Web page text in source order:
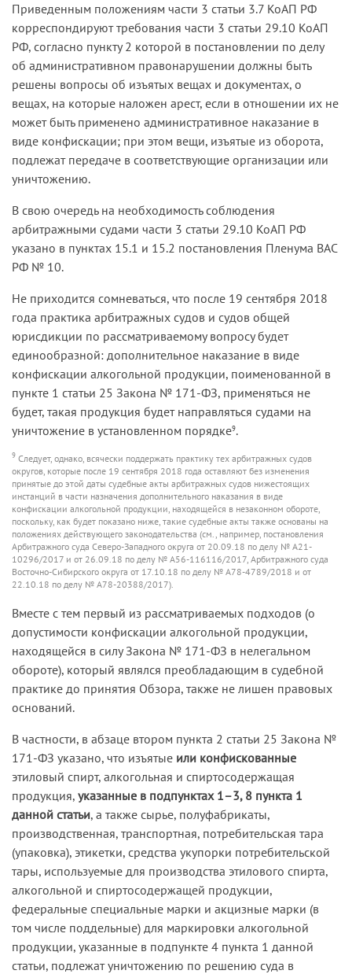
Приведенным положениям части 3 статьи 3.7 КоАП РФ
корреспондируют требования части 3 статьи 29.10 КоАП
РФ, согласно пункту 2 которой в постановлении по делу
об административном правонарушении должны быть
решены вопросы об изъятых вещах и документах, о
вещах, на которые наложен арест, если в отношении их не
может быть применено административное наказание в
виде конфискации; при этом вещи, изъятые из оборота,
подлежат передаче в соответствующие организации или
уничтожению.
В свою очередь на необходимость соблюдения
арбитражными судами части 3 статьи 29.10 КоАП РФ
указано в пунктах 15.1 и 15.2 постановления Пленума ВАС
РФ № 10.
Не приходится сомневаться, что после 19 сентября 2018
года практика арбитражных судов и судов общей
юрисдикции по рассматриваемому вопросу будет
единообразной: дополнительное наказание в виде
конфискации алкогольной продукции, поименованной в
пункте 1 статьи 25 Закона № 171-ФЗ, применяться не
будет, такая продукция будет направляться судами на
уничтожение в установленном порядке9.
9 Следует, однако, всячески поддержать практику тех арбитражных судов
округов, которые после 19 сентября 2018 года оставляют без изменения
принятые до этой даты судебные акты арбитражных судов нижестоящих
инстанций в части назначения дополнительного наказания в виде
конфискации алкогольной продукции, находящейся в незаконном обороте,
поскольку, как будет показано ниже, такие судебные акты также основаны на
положениях действующего законодательства (см., например, постановления
Арбитражного суда Северо-Западного округа от 20.09.18 по делу № А21-
10296/2017 и от 26.09.18 по делу № А56-116116/2017, Арбитражного суда
Восточно-Сибирского округа от 17.10.18 по делу № А78-4789/2018 и от
22.10.18 по делу № А78-20388/2017).
Вместе с тем первый из рассматриваемых подходов (о
допустимости конфискации алкогольной продукции,
находящейся в силу Закона № 171-ФЗ в нелегальном
обороте), который являлся преобладающим в судебной
практике до принятия Обзора, также не лишен правовых
оснований.
В частности, в абзаце втором пункта 2 статьи 25 Закона №
171-ФЗ указано, что изъятые или конфискованные
этиловый спирт, алкогольная и спиртосодержащая
продукция, указанные в подпунктах 1–3, 8 пункта 1
данной статьи, а также сырье, полуфабрикаты,
производственная, транспортная, потребительская тара
(упаковка), этикетки, средства укупорки потребительской
тары, используемые для производства этилового спирта,
алкогольной и спиртосодержащей продукции,
федеральные специальные марки и акцизные марки (в
том числе поддельные) для маркировки алкогольной
продукции, указанные в подпункте 4 пункта 1 данной
статьи, подлежат уничтожению по решению суда в